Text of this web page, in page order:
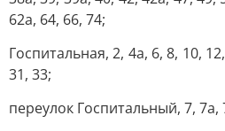
62а, 64, 66, 74;
Госпитальная, 2, 4а, 6, 8, 10,
31, 33;
переулок Госпитальный, 7, 7а,